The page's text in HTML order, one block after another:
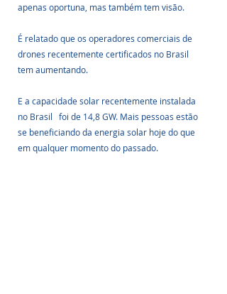
apenas oportuna, mas também tem visão.
É relatado que os operadores comerciais de
drones recentemente certificados no Brasil
tem aumentando.
E a capacidade solar recentemente instalada
no Brasil   foi de 14,8 GW. Mais pessoas estão
se beneficiando da energia solar hoje do que
em qualquer momento do passado.